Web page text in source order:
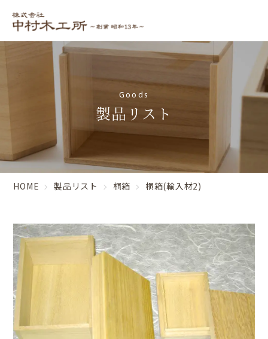
Goods
製品リスト
HOME 製品リスト 桐箱 桐箱(輸入材2)